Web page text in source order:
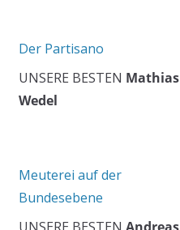
Der Partisano
UNSERE BESTEN Mathias
Wedel
Meuterei auf der
Bundesebene